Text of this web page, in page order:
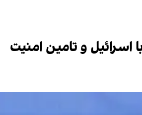
اسرائیل و تامین امنیت